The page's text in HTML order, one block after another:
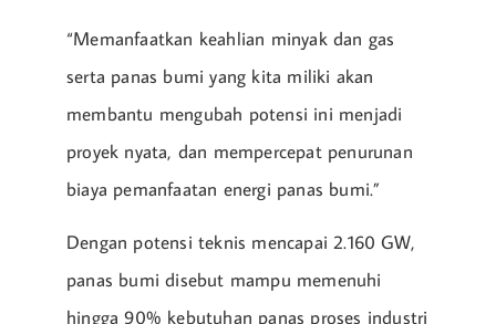
“Memanfaatkan keahlian minyak dan gas
serta panas bumi yang kita miliki akan
membantu mengubah potensi ini menjadi
proyek nyata, dan mempercepat penurunan
biaya pemanfaatan energi panas bumi.”
Dengan potensi teknis mencapai 2.160 GW,
panas bumi disebut mampu memenuhi
hingga 90% kebutuhan panas proses industri